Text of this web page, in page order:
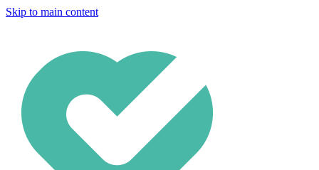
Skip to main content